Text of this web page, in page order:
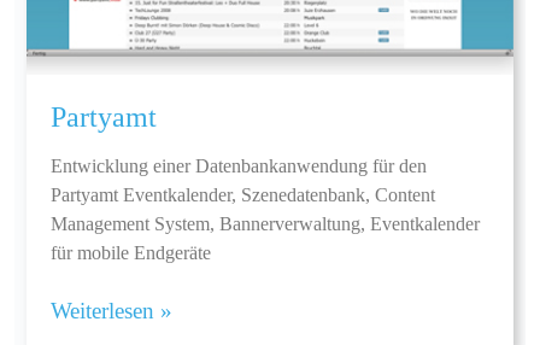
Partyamt
Entwicklung einer Datenbankanwendung für den
Partyamt Eventkalender, Szenedatenbank, Content
Management System, Bannerverwaltung, Eventkalender
für mobile Endgeräte
Weiterlesen »